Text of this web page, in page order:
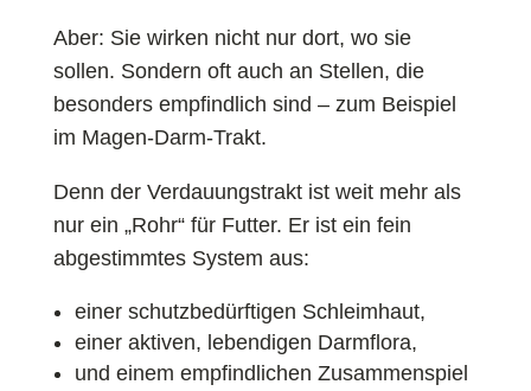
Aber: Sie wirken nicht nur dort, wo sie
sollen. Sondern oft auch an Stellen, die
besonders empfindlich sind – zum Beispiel
im Magen-Darm-Trakt.
Denn der Verdauungstrakt ist weit mehr als
nur ein „Rohr“ für Futter. Er ist ein fein
abgestimmtes System aus:
einer schutzbedürftigen Schleimhaut,
einer aktiven, lebendigen Darmflora,
und einem empfindlichen Zusammenspiel